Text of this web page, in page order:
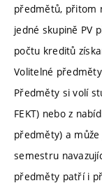
předmětů, přitom
jedné skupině PV
počtu kreditů
Volitelné
Předměty si volí
FEKT) nebo z
předměty) a
semestru
předměty patří i